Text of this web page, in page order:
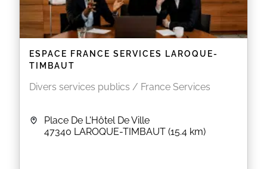
ESPACE FRANCE SERVICES LAROQUE-
TIMBAUT
Divers services publics / France Services
Place De L'Hôtel De Ville
47340 LAROQUE-TIMBAUT (15.4 km)